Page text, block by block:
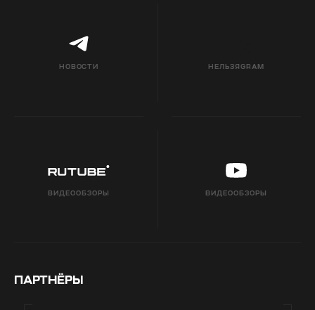
НОВОСТИ НЕЛЬЗЯGRAM
ВИДЕООБЗОРЫ ВИДЕООБЗОРЫ
ПАРТНЁРЫ